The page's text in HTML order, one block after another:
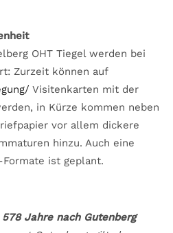
OHT Tiegel werden bei
Zurzeit können auf
Visitenkarten mit der
in Kürze kommen neben
vor allem dickere
hinzu. Auch eine
ist geplant.
Jahre nach Gutenberg